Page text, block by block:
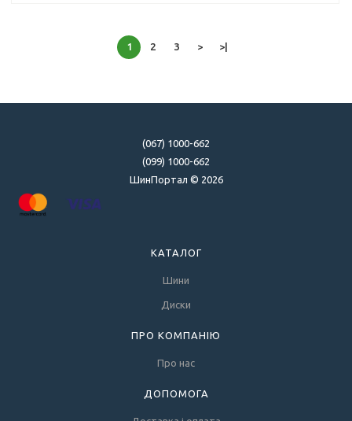
1 2 3 > >|
(067) 1000-662
(099) 1000-662
ШинПортал © 2026
КАТАЛОГ
Шини
Диски
ПРО КОМПАНІЮ
Про нас
ДОПОМОГА